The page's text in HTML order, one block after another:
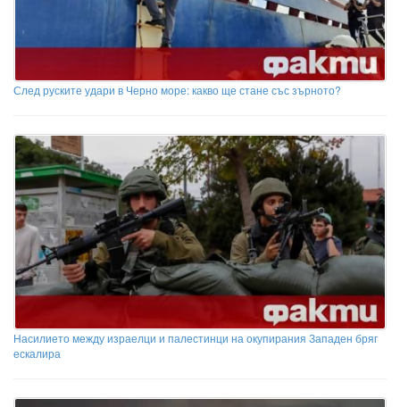
След руските удари в Черно море: какво ще стане със зърното?
Насилието между израелци и палестинци на окупирания Западен бряг
ескалира